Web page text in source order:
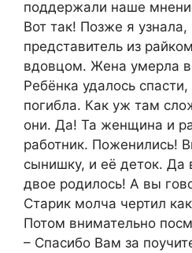
поддержали наше
Вот так! Позже я узнала,
представитель из
вдовцом. Жена умерла
Ребёнка удалось
погибла. Как уж там
они. Да! Та женщина и
работник. Поженились!
сынишку, и её деток. Да
двое родилось! А вы
Старик молча чертил
Потом внимательно
– Спасибо Вам за